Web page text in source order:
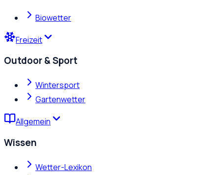
Biowetter
Freizeit
Outdoor & Sport
Wintersport
Gartenwetter
Allgemein
Wissen
Wetter-Lexikon